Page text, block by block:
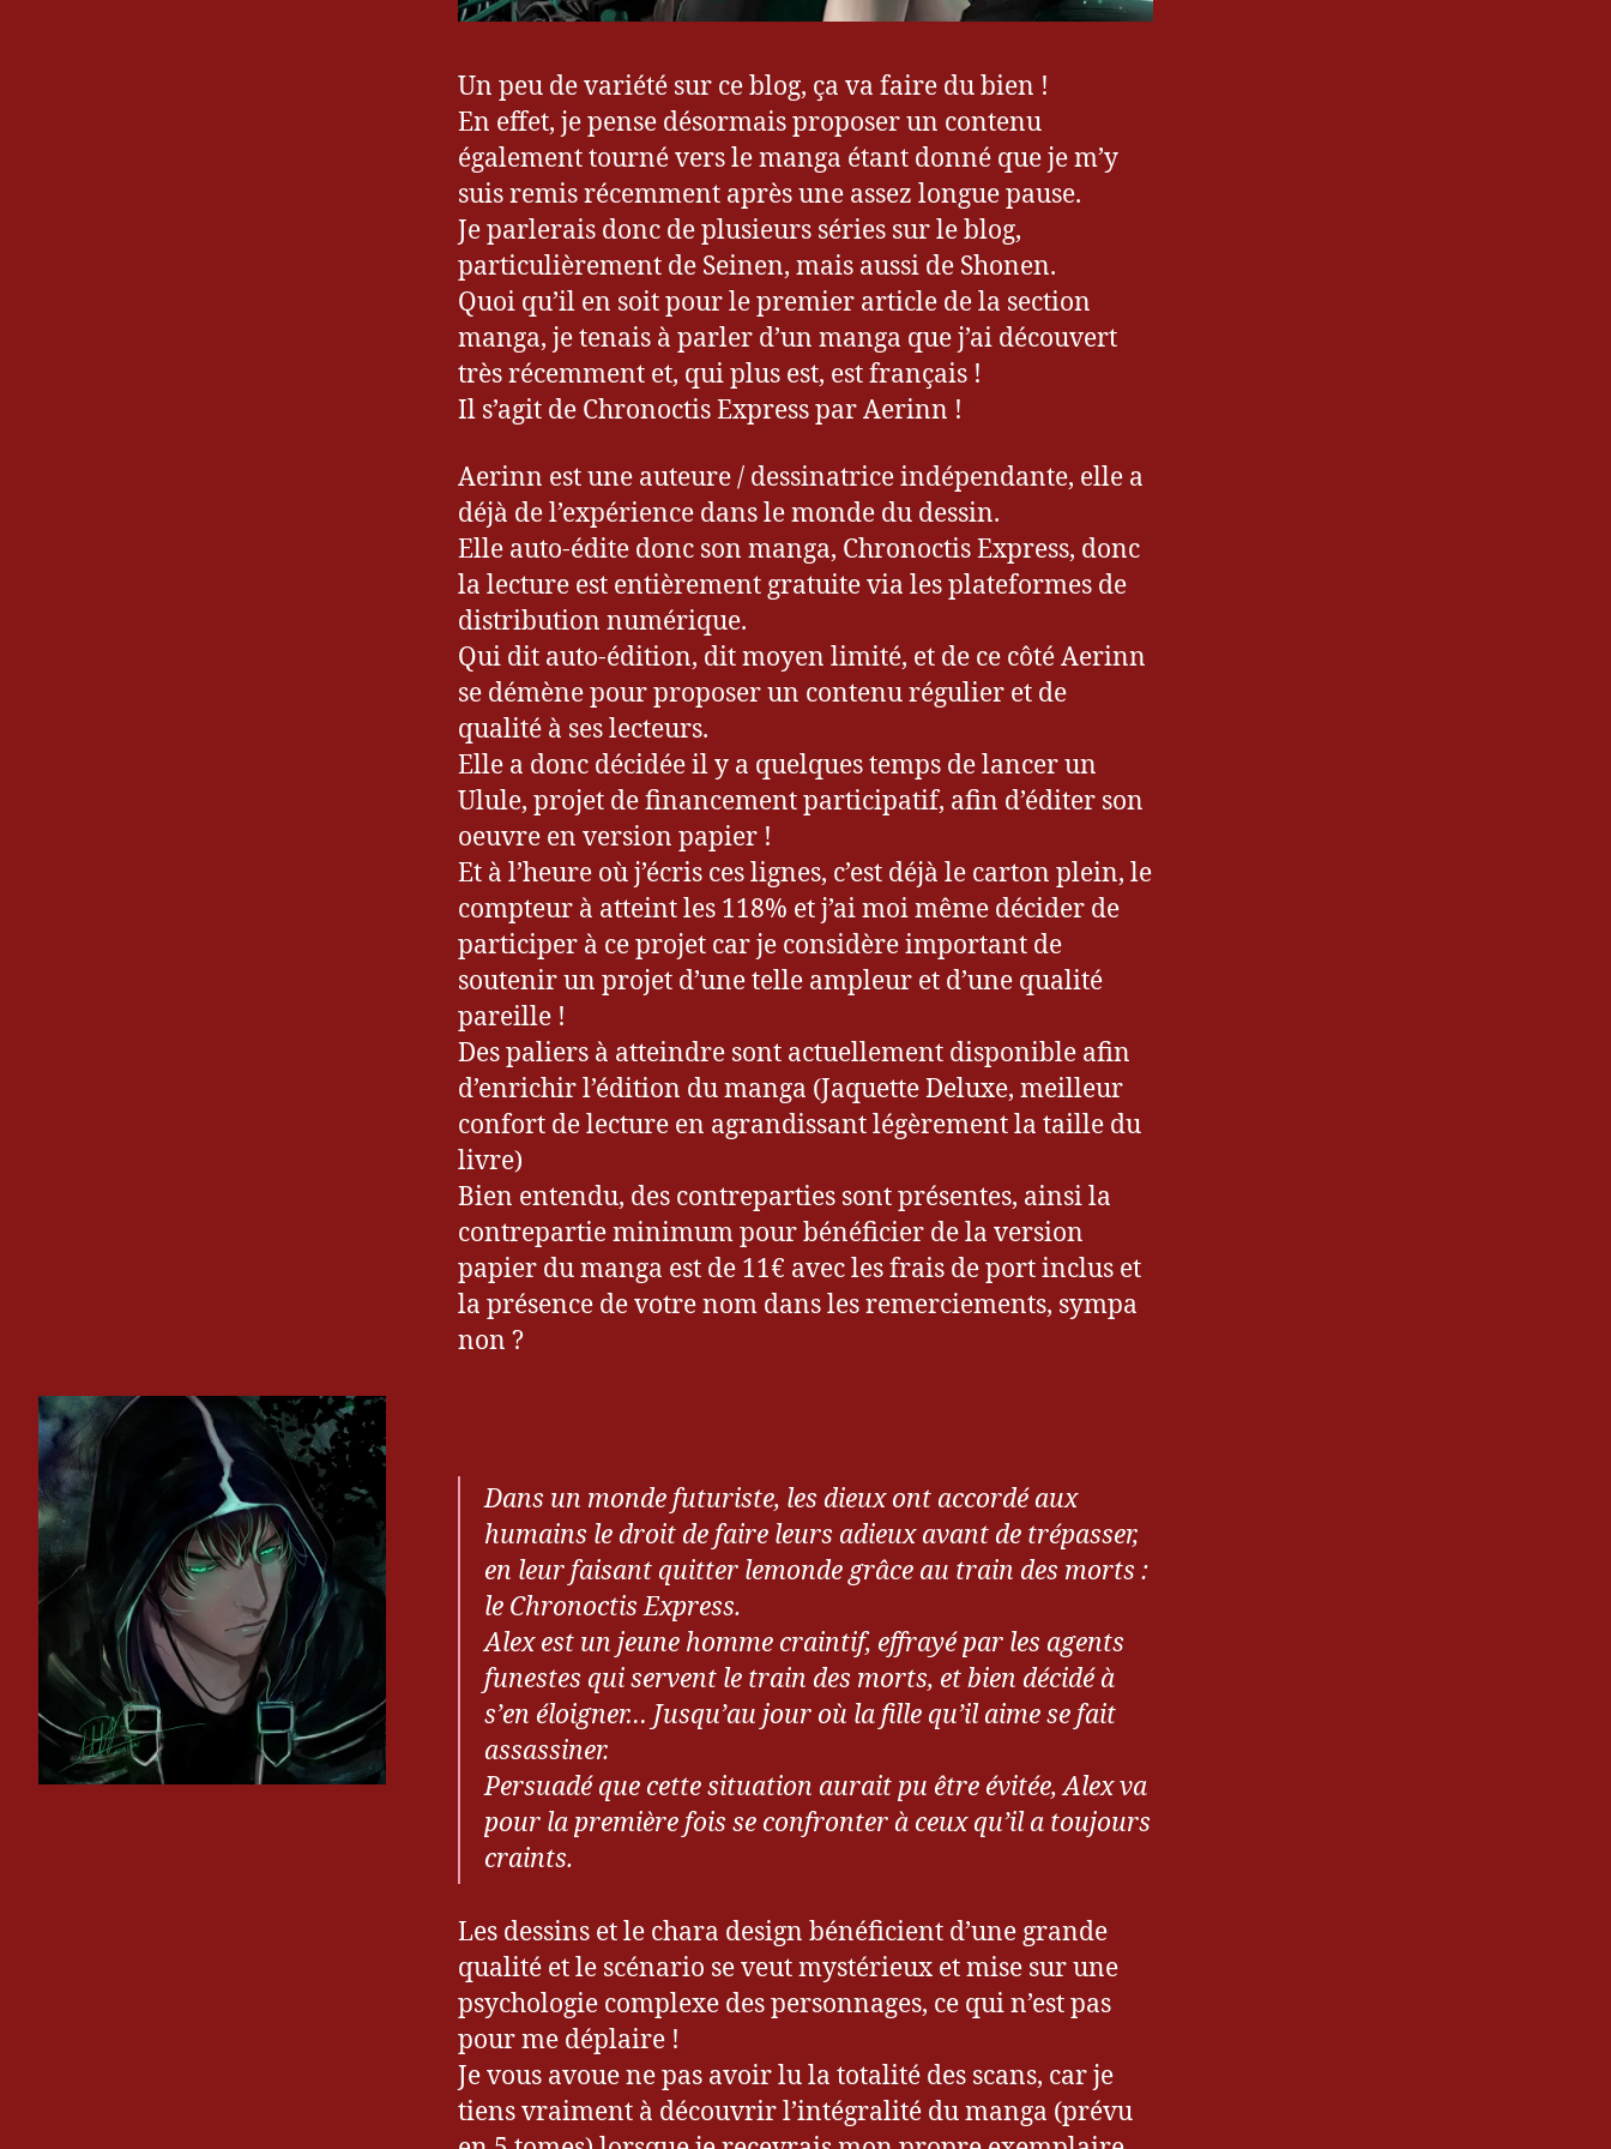
Un peu de variété sur ce blog, ça va faire du bien !
En effet, je pense désormais proposer un contenu
également tourné vers le manga étant donné que je m’y
suis remis récemment après une assez longue pause.
Je parlerais donc de plusieurs séries sur le blog,
particulièrement de Seinen, mais aussi de Shonen.
Quoi qu’il en soit pour le premier article de la section
manga, je tenais à parler d’un manga que j’ai découvert
très récemment et, qui plus est, est français !
Il s’agit de Chronoctis Express par Aerinn !
Aerinn est une auteure / dessinatrice indépendante, elle a
déjà de l’expérience dans le monde du dessin.
Elle auto-édite donc son manga, Chronoctis Express, donc
la lecture est entièrement gratuite via les plateformes de
distribution numérique.
Qui dit auto-édition, dit moyen limité, et de ce côté Aerinn
se démène pour proposer un contenu régulier et de
qualité à ses lecteurs.
Elle a donc décidée il y a quelques temps de lancer un
Ulule, projet de financement participatif, afin d’éditer son
oeuvre en version papier !
Et à l’heure où j’écris ces lignes, c’est déjà le carton plein, le
compteur à atteint les 118% et j’ai moi même décider de
participer à ce projet car je considère important de
soutenir un projet d’une telle ampleur et d’une qualité
pareille !
Des paliers à atteindre sont actuellement disponible afin
d’enrichir l’édition du manga (Jaquette Deluxe, meilleur
confort de lecture en agrandissant légèrement la taille du
livre)
Bien entendu, des contreparties sont présentes, ainsi la
contrepartie minimum pour bénéficier de la version
papier du manga est de 11€ avec les frais de port inclus et
la présence de votre nom dans les remerciements, sympa
non ?
Dans un monde futuriste, les dieux ont accordé aux
humains le droit de faire leurs adieux avant de trépasser,
en leur faisant quitter lemonde grâce au train des morts :
le Chronoctis Express.
Alex est un jeune homme craintif, effrayé par les agents
funestes qui servent le train des morts, et bien décidé à
s’en éloigner… Jusqu’au jour où la fille qu’il aime se fait
assassiner.
Persuadé que cette situation aurait pu être évitée, Alex va
pour la première fois se confronter à ceux qu’il a toujours
craints.
Les dessins et le chara design bénéficient d’une grande
qualité et le scénario se veut mystérieux et mise sur une
psychologie complexe des personnages, ce qui n’est pas
pour me déplaire !
Je vous avoue ne pas avoir lu la totalité des scans, car je
tiens vraiment à découvrir l’intégralité du manga (prévu